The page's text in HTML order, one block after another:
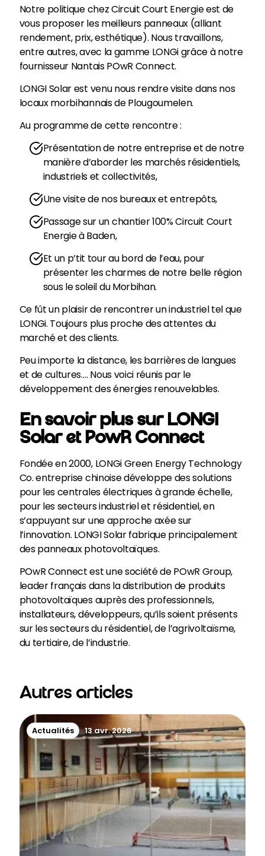
Notre politique chez Circuit Court Energie est de
vous proposer les meilleurs panneaux (alliant
rendement, prix, esthétique). Nous travaillons,
entre autres, avec la gamme LONGi grâce à notre
fournisseur Nantais POwR Connect.
LONGI Solar est venu nous rendre visite dans nos
locaux morbihannais de Plougoumelen.
Au programme de cette rencontre :
Présentation de notre entreprise et de notre
manière d’aborder les marchés résidentiels,
industriels et collectivités,
Une visite de nos bureaux et entrepôts,
Passage sur un chantier 100% Circuit Court
Energie à Baden,
Et un p’tit tour au bord de l’eau, pour
présenter les charmes de notre belle région
sous le soleil du Morbihan.
Ce fût un plaisir de rencontrer un industriel tel que
LONGi. Toujours plus proche des attentes du
marché et des clients.
Peu importe la distance, les barrières de langues
et de cultures…. Nous voici réunis par le
développement des énergies renouvelables.
En savoir plus sur LONGI
Solar et PowR Connect
Fondée en 2000, LONGi Green Energy Technology
Co. entreprise chinoise développe des solutions
pour les centrales électriques à grande échelle,
pour les secteurs industriel et résidentiel, en
s’appuyant sur une approche axée sur
l’innovation. LONGI Solar fabrique principalement
des panneaux photovoltaïques.
POwR Connect est une société de POwR Group,
leader français dans la distribution de produits
photovoltaïques auprès des professionnels,
installateurs, développeurs, qu’ils soient présents
sur les secteurs du résidentiel, de l’agrivoltaïsme,
du tertiaire, de l’industrie.
Autres articles
Actualités 13 avr. 2026